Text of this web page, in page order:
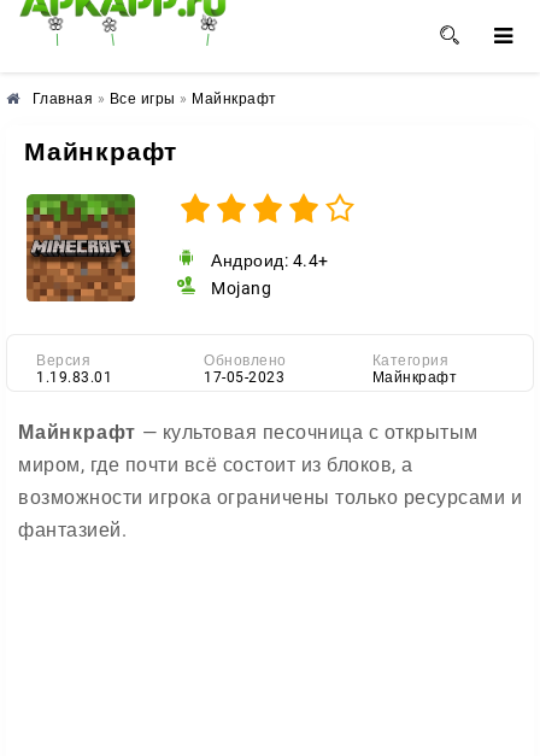
🌸 🌼 🌺
Главная » Все игры » Майнкрафт
Майнкрафт
Андроид: 4.4+
Mojang
Версия
1.19.83.01
Обновлено
17-05-2023
Категория
Майнкрафт
Майнкрафт — культовая песочница с открытым
миром, где почти всё состоит из блоков, а
возможности игрока ограничены только ресурсами и
фантазией.